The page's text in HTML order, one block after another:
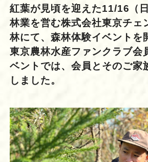
紅葉が見頃を迎えた11/16（
林業を営む株式会社東京チェ
林にて、森林体験イベントを
東京農林水産ファンクラブ会
ベントでは、会員とそのご家
しました。